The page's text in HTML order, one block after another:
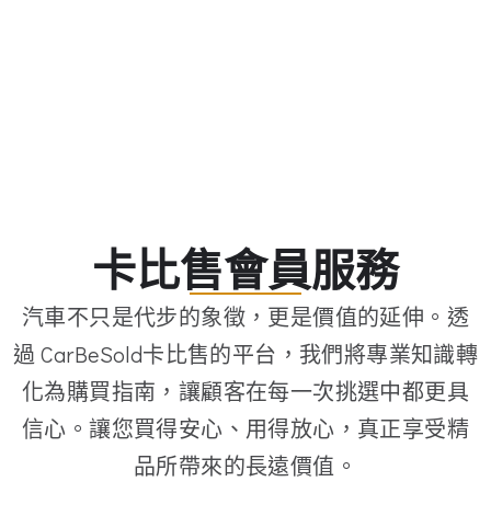
卡比售會員服務
汽車不只是代步的象徵，更是價值的延伸。透
過 CarBeSold卡比售的平台，我們將專業知識轉
化為購買指南，讓顧客在每一次挑選中都更具
信心。讓您買得安心、用得放心，真正享受精
品所帶來的長遠價值。